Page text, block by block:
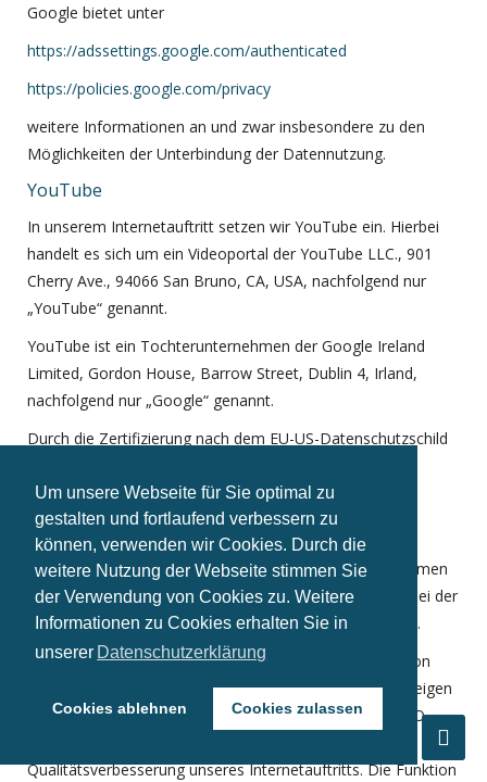
Um unsere Webseite für Sie optimal zu
gestalten und fortlaufend verbessern zu
können, verwenden wir Cookies. Durch die
weitere Nutzung der Webseite stimmen Sie
der Verwendung von Cookies zu. Weitere
Informationen zu Cookies erhalten Sie in
unserer Datenschutzerklärung
Cookies ablehnen Cookies zulassen
Google bietet unter
https://adssettings.google.com/authenticated
https://policies.google.com/privacy
weitere Informationen an und zwar insbesondere zu den
Möglichkeiten der Unterbindung der Datennutzung.
YouTube
In unserem Internetauftritt setzen wir YouTube ein. Hierbei
handelt es sich um ein Videoportal der YouTube LLC., 901
Cherry Ave., 94066 San Bruno, CA, USA, nachfolgend nur
„YouTube“ genannt.
YouTube ist ein Tochterunternehmen der Google Ireland
Limited, Gordon House, Barrow Street, Dublin 4, Irland,
nachfolgend nur „Google“ genannt.
Durch die Zertifizierung nach dem EU-US-Datenschutzschild
https://www.privacyshield.gov/participant?
id=a2zt000000001L5AAI&status=Active
garantiert Google und damit auch das Tochterunternehmen
YouTube, dass die Datenschutzvorgaben der EU auch bei der
Verarbeitung von Daten in den USA eingehalten werden.
Wir nutzen YouTube im Zusammenhang mit der Funktion
„Erweiterter Datenschutzmodus“, um Ihnen Videos anzeigen
zu können. Rechtsgrundlage ist Art. 6 Abs. 1 lit. f) DSGVO.
Qualitätsverbesserung unseres Internetauftritts. Die Funktion